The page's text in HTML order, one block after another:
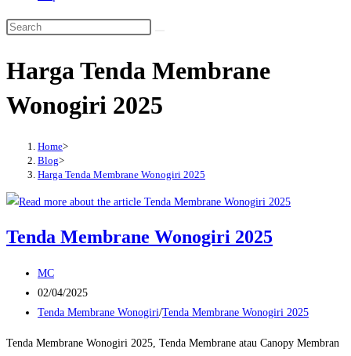
Search
website
Harga Tenda Membrane
Wonogiri 2025
Home>
Blog>
Harga Tenda Membrane Wonogiri 2025
Tenda Membrane Wonogiri 2025
Post
author:
MC
Post
published:
02/04/2025
Post
Tenda Membrane Wonogiri/Tenda Membrane Wonogiri 2025
Tenda Membrane Wonogiri 2025, Tenda Membrane atau Canopy Membran